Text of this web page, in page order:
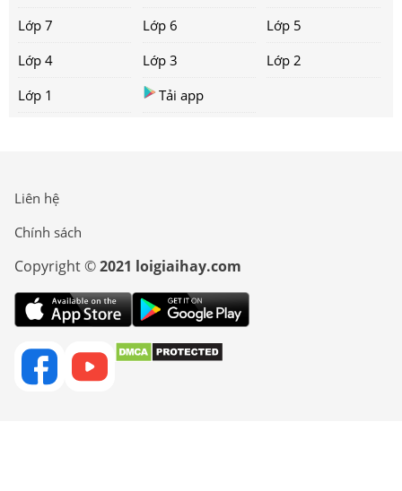
Lớp 7
Lớp 6
Lớp 5
Lớp 4
Lớp 3
Lớp 2
Lớp 1
Tải app
Liên hệ
Chính sách
Copyright ©2021 loigiaihay.com